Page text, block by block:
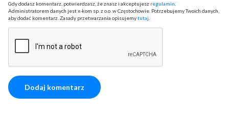
Gdy dodasz komentarz, potwierdzasz, że znasz i akceptujesz regulamin
Administratorem danych jest x-kom sp. z o.o. w Częstochowie. Potrzebujemy Twoich danych,
aby dodać komentarz. Zasady przetwarzania opisujemytutaj